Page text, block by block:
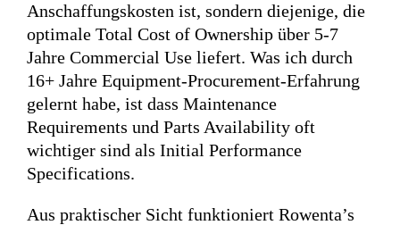
Anschaffungskosten ist, sondern diejenige, die
optimale Total Cost of Ownership über 5-7
Jahre Commercial Use liefert. Was ich durch
16+ Jahre Equipment-Procurement-Erfahrung
gelernt habe, ist dass Maintenance
Requirements und Parts Availability oft
wichtiger sind als Initial Performance
Specifications.
Aus praktischer Sicht funktioniert Rowenta’s